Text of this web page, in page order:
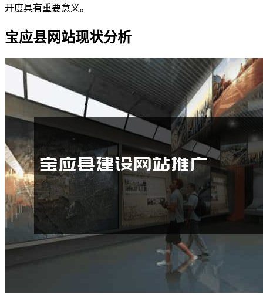
开度具有重要意义。
宝应县网站现状分析